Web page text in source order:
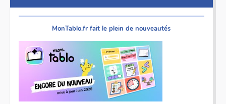
MonTablo.fr fait le plein de nouveautés